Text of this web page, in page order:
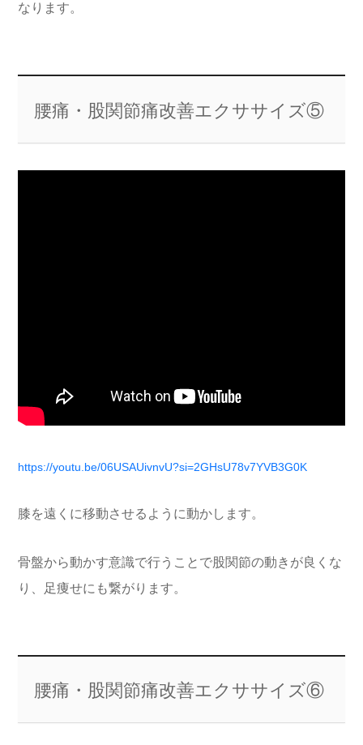
なります。
腰痛・股関節痛改善エクササイズ⑤
https://youtu.be/06USAUivnvU?si=2GHsU78v7YVB3G0K
膝を遠くに移動させるように動かします。
骨盤から動かす意識で行うことで股関節の動きが良くな
り、足痩せにも繋がります。
腰痛・股関節痛改善エクササイズ⑥